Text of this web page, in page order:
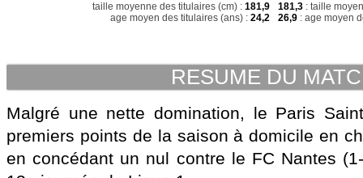
taille moyenne des titulaires (cm) : 181,9
age moyen des titulaires (ans) : 24,2
181,3 : taille
26,9 : age moyen
RESUME DU
Malgré une nette domination, le Paris
premiers points de la saison à domicile en
en concédant un nul contre le FC Nantes